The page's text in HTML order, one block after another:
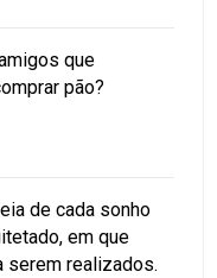
que
pão?
de cada sonho
em que
serem realizados.